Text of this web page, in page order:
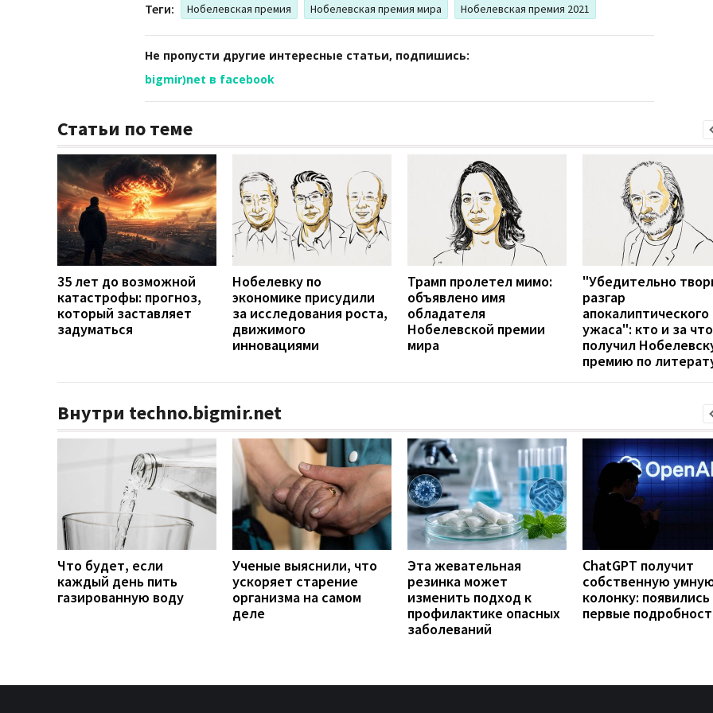
Теги: Нобелевская премия Нобелевская премия мира Нобелевская премия 2021
Не пропусти другие интересные статьи, подпишись:
bigmir)net в facebook
Статьи по теме
35 лет до возможной
катастрофы: прогноз,
который заставляет
задуматься
Нобелевку по
экономике присудили
за исследования роста,
движимого
инновациями
Трамп пролетел мимо:
объявлено имя
обладателя
Нобелевской премии
мира
"Убедительно
разгар
апокалиптического
ужаса": кто и за что
получил
премию по
Внутри techno.bigmir.net
Что будет, если
каждый день пить
газированную воду
Ученые выяснили, что
ускоряет старение
организма на самом
деле
Эта жевательная
резинка может
изменить подход к
профилактике опасных
заболеваний
ChatGPT получит
собственную
колонку: появились
первые